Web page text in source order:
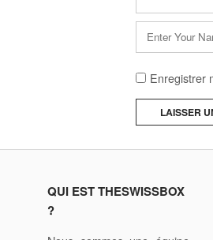
Nom
Enregistrer
l
e
QUI EST THESWISSBOX
?